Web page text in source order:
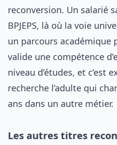
reconversion. Un salarié
BPJEPS, là où la voie
un parcours académique
valide une compétence
niveau d’études, et c’est
recherche l’adulte qui
ans dans un autre métier.
Les autres titres